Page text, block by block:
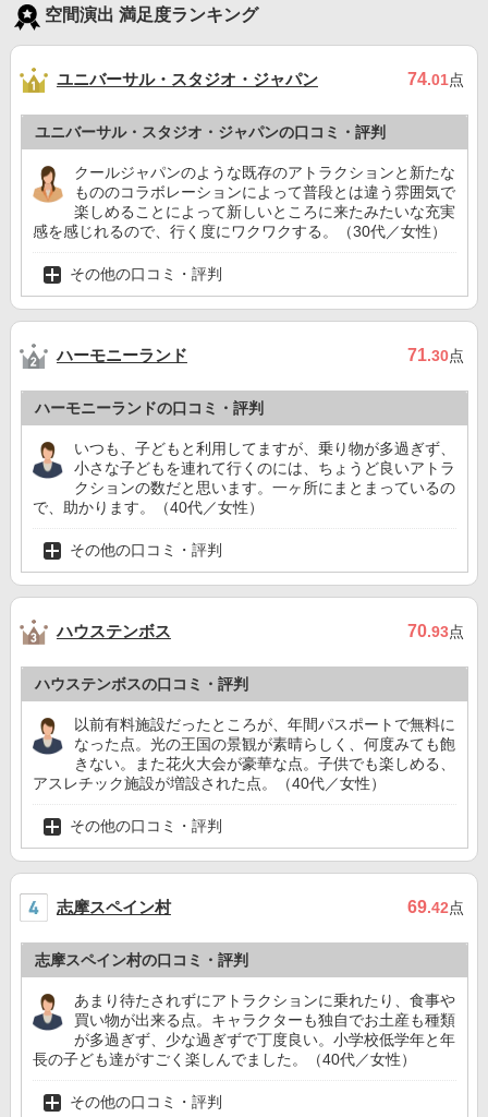
空間演出 満足度ランキング
ユニバーサル・スタジオ・ジャパン 74.01点
ユニバーサル・スタジオ・ジャパンの口コミ・評判
クールジャパンのような既存のアトラクションと新たな
もののコラボレーションによって普段とは違う雰囲気で
楽しめることによって新しいところに来たみたいな充実
感を感じれるので、行く度にワクワクする。（30代／女性）
その他の口コミ・評判
ハーモニーランド 71.30点
ハーモニーランドの口コミ・評判
いつも、子どもと利用してますが、乗り物が多過ぎず、
小さな子どもを連れて行くのには、ちょうど良いアトラ
クションの数だと思います。一ヶ所にまとまっているの
で、助かります。（40代／女性）
その他の口コミ・評判
ハウステンボス 70.93点
ハウステンボスの口コミ・評判
以前有料施設だったところが、年間パスポートで無料に
なった点。光の王国の景観が素晴らしく、何度みても飽
きない。また花火大会が豪華な点。子供でも楽しめる、
アスレチック施設が増設された点。（40代／女性）
その他の口コミ・評判
志摩スペイン村 69.42点
志摩スペイン村の口コミ・評判
あまり待たされずにアトラクションに乗れたり、食事や
買い物が出来る点。キャラクターも独自でお土産も種類
が多過ぎず、少な過ぎずで丁度良い。小学校低学年と年
長の子ども達がすごく楽しんでました。（40代／女性）
その他の口コミ・評判